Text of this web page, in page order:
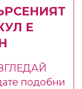
Е
подобни